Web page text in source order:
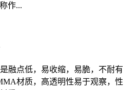
作...
融点低，易收缩，易脆，不耐有
材质，高透明性易于观察，性